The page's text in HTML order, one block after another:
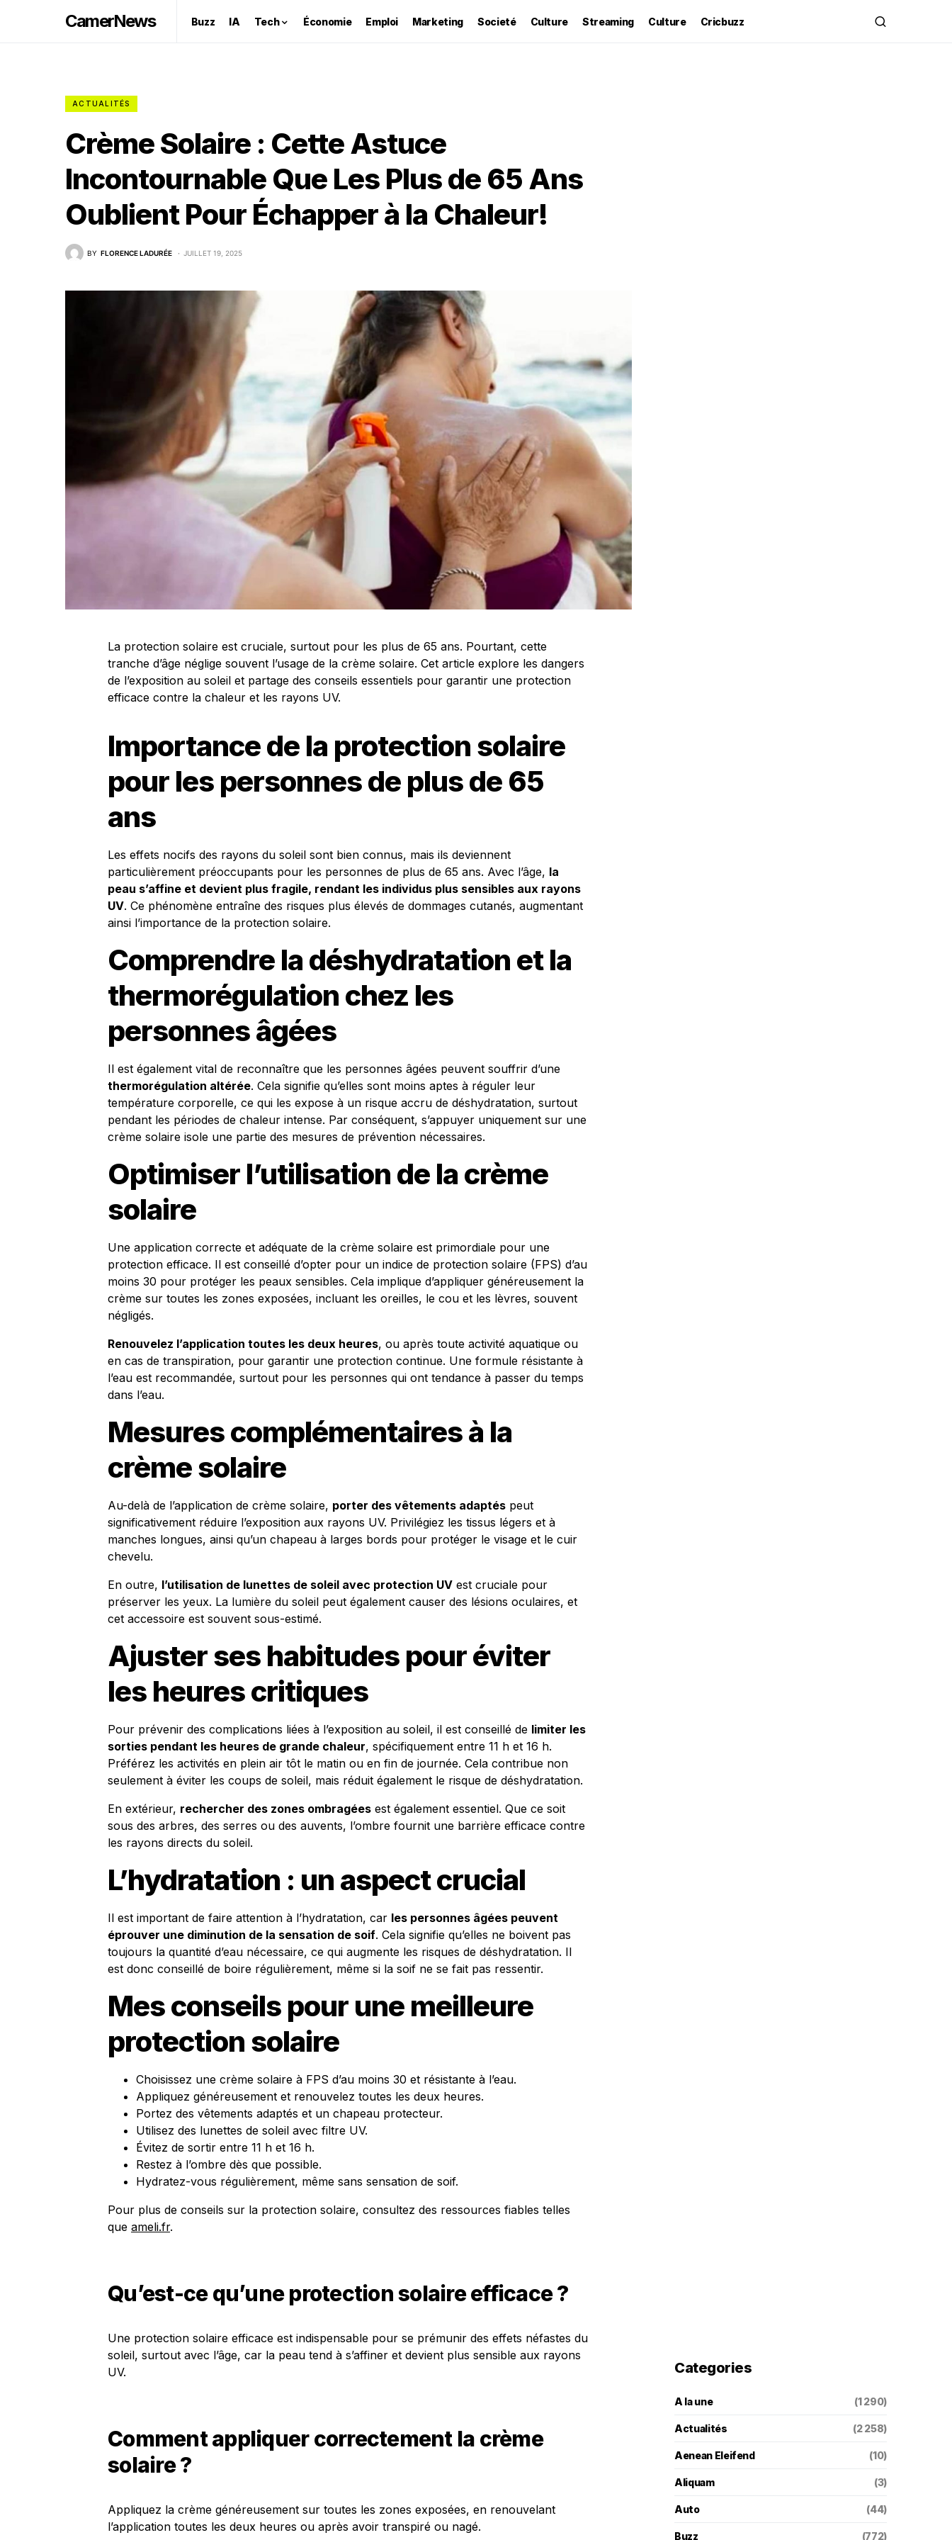
CamerNews Buzz IA Tech Économie Emploi Marketing Societé Culture Streaming Culture Cricbuzz
ACTUALITÉS
Crème Solaire : Cette Astuce
Incontournable Que Les Plus de 65 Ans
Oublient Pour Échapper à la Chaleur!
BY FLORENCE LADURÉE JUILLET 19, 2025
La protection solaire est cruciale, surtout pour les plus de 65 ans. Pourtant, cette
tranche d’âge néglige souvent l’usage de la crème solaire. Cet article explore les dangers
de l’exposition au soleil et partage des conseils essentiels pour garantir une protection
efficace contre la chaleur et les rayons UV.
Importance de la protection solaire
pour les personnes de plus de 65
ans
Les effets nocifs des rayons du soleil sont bien connus, mais ils deviennent
particulièrement préoccupants pour les personnes de plus de 65 ans. Avec l’âge, la
peau s’affine et devient plus fragile, rendant les individus plus sensibles aux rayons
UV. Ce phénomène entraîne des risques plus élevés de dommages cutanés, augmentant
ainsi l’importance de la protection solaire.
Comprendre la déshydratation et la
thermorégulation chez les
personnes âgées
Il est également vital de reconnaître que les personnes âgées peuvent souffrir d’une
thermorégulation altérée. Cela signifie qu’elles sont moins aptes à réguler leur
température corporelle, ce qui les expose à un risque accru de déshydratation, surtout
pendant les périodes de chaleur intense. Par conséquent, s’appuyer uniquement sur une
crème solaire isole une partie des mesures de prévention nécessaires.
Optimiser l’utilisation de la crème
solaire
Une application correcte et adéquate de la crème solaire est primordiale pour une
protection efficace. Il est conseillé d’opter pour un indice de protection solaire (FPS) d’au
moins 30 pour protéger les peaux sensibles. Cela implique d’appliquer généreusement la
crème sur toutes les zones exposées, incluant les oreilles, le cou et les lèvres, souvent
négligés.
Renouvelez l’application toutes les deux heures, ou après toute activité aquatique ou
en cas de transpiration, pour garantir une protection continue. Une formule résistante à
l’eau est recommandée, surtout pour les personnes qui ont tendance à passer du temps
dans l’eau.
Mesures complémentaires à la
crème solaire
Au-delà de l’application de crème solaire, porter des vêtements adaptés peut
significativement réduire l’exposition aux rayons UV. Privilégiez les tissus légers et à
manches longues, ainsi qu’un chapeau à larges bords pour protéger le visage et le cuir
chevelu.
En outre, l’utilisation de lunettes de soleil avec protection UV est cruciale pour
préserver les yeux. La lumière du soleil peut également causer des lésions oculaires, et
cet accessoire est souvent sous-estimé.
Ajuster ses habitudes pour éviter
les heures critiques
Pour prévenir des complications liées à l’exposition au soleil, il est conseillé de limiter les
sorties pendant les heures de grande chaleur, spécifiquement entre 11 h et 16 h.
Préférez les activités en plein air tôt le matin ou en fin de journée. Cela contribue non
seulement à éviter les coups de soleil, mais réduit également le risque de déshydratation.
En extérieur, rechercher des zones ombragées est également essentiel. Que ce soit
sous des arbres, des serres ou des auvents, l’ombre fournit une barrière efficace contre
les rayons directs du soleil.
L’hydratation : un aspect crucial
Il est important de faire attention à l’hydratation, car les personnes âgées peuvent
éprouver une diminution de la sensation de soif. Cela signifie qu’elles ne boivent pas
toujours la quantité d’eau nécessaire, ce qui augmente les risques de déshydratation. Il
est donc conseillé de boire régulièrement, même si la soif ne se fait pas ressentir.
Mes conseils pour une meilleure
protection solaire
Choisissez une crème solaire à FPS d’au moins 30 et résistante à l’eau.
Appliquez généreusement et renouvelez toutes les deux heures.
Portez des vêtements adaptés et un chapeau protecteur.
Utilisez des lunettes de soleil avec filtre UV.
Évitez de sortir entre 11 h et 16 h.
Restez à l’ombre dès que possible.
Hydratez-vous régulièrement, même sans sensation de soif.
Pour plus de conseils sur la protection solaire, consultez des ressources fiables telles
que ameli.fr.
Qu’est-ce qu’une protection solaire efficace ?
Une protection solaire efficace est indispensable pour se prémunir des effets néfastes du
soleil, surtout avec l’âge, car la peau tend à s’affiner et devient plus sensible aux rayons
UV.
Comment appliquer correctement la crème
solaire ?
Appliquez la crème généreusement sur toutes les zones exposées, en renouvelant
l’application toutes les deux heures ou après avoir transpiré ou nagé.
Categories
A la une (1 290)
Actualités (2 258)
Aenean Eleifend (10)
Aliquam (3)
Auto (44)
Buzz (772)